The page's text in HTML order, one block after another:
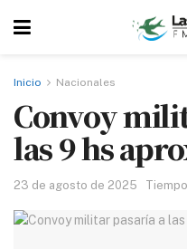
Inicio Nacionales
Convoy
las 9 hs
23 de agosto de 2025